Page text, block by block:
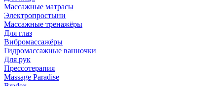
Массажные матрасы
Электропростыни
Массажные тренажёры
Для глаз
Вибромассажёры
Гидромассажные ванночки
Для рук
Прессотерапия
Massage Paradise